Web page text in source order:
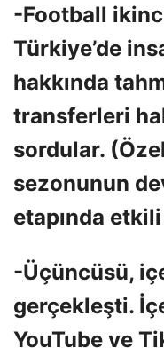
-Football
Türkiye’de
hakkında
transferleri
sordular.
sezonunun
etapında
-Üçüncüsü,
gerçekleşti.
YouTube ve